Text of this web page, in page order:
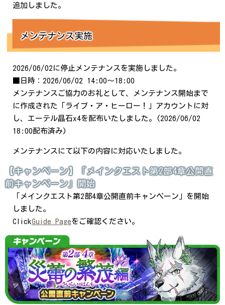
追加しました。
メンテナンス実施
2026/06/02に停止メンテナンスを実施しました。
■日時：2026/06/02 14:00～18:00
メンテナンスご協力のお礼として、メンテナンス開始まで
に作成された「ライブ・ア・ヒーロー！」アカウントに対
し、エーテル晶石x4を配布いたしました。(2026/06/02
18:00配布済み)
メンテナンスにて以下の内容に対応いたしました。
【キャンペーン】「メインクエスト第2部4章公開直
前キャンペーン」開始
「メインクエスト第2部4章公開直前キャンペーン」を開始
しました。
ClickGuide Pageをご確認ください。